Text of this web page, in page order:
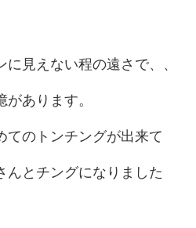
見えない程の遠さで、、
あります。
てのトンチングが出来て
んとチングになりました